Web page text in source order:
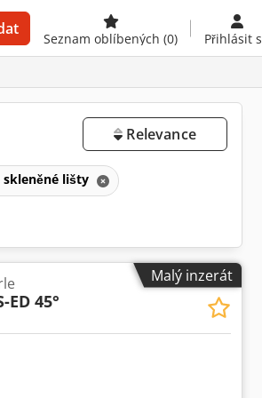
Seznam oblíbených (0) Přihlásit
Relevance
skleněné lišty
Malý inzerát
ED 45°